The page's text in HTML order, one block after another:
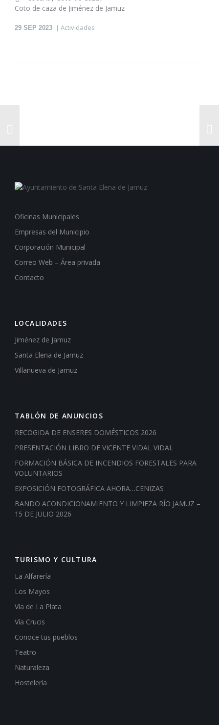
Coto de caza de Jiménez de Jamuz
29 SEP 2023 Actividades
Oficinas Municipales
Empresas del Municipio
Corporación Municipal
Correo Web – Área privada
Contacto
LOCALIDADES
Jiménez de Jamuz
Santa Elena de Jamuz
Villanueva de Jamuz
TABLÓN DE ANUNCIOS
RECOGIDA DE ENSERES DOMÉSTICOS 2026
PRESENTACIÓN LIBRO DE VICENTE VIDAL VIDAL
FORMACIÓN BÁSICA DE INCENDIOS FORESTALES PARA
VOLUNTARIOS
EXPOSICIÓN FOTOGRÁFICA AHORA…CENIZAS
BANDO ACONDICIONAMIENTO Y LIMPIEZA RÍO JAMUZ –
15 DE JULIO 2026
TURISMO Y CULTURA
La Alfarería
Los Mayos
Vía de La Plata
Vía Crucis
Conoce tus pueblos
Teatro
Naturaleza
Hostelería